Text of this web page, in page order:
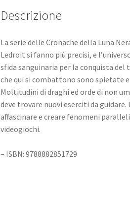
Descrizione
La serie delle Cronache della Luna
Ledroit si fanno più precisi, e
sfida sanguinaria per la conquista
che qui si combattono sono spietate
Moltitudini di draghi ed orde di non
deve trovare nuovi eserciti da
affascinare e creare fenomeni
videogiochi.
– ISBN: 9788882851729